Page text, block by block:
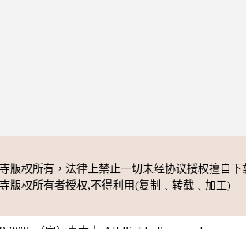
版权所有，法律上禁止一切未经协议授权擅自下
版权所有者授权,不得利用(复制﹑转载﹑加工)